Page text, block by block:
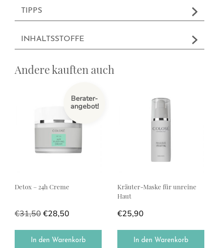
TIPPS
INHALTSSTOFFE
Andere kauften auch
Berater-
angebot!
Detox – 24h Creme
€31,50€28,50
In den Warenkorb
Kräuter-Maske für unreine
Haut
€25,90
In den Warenkorb